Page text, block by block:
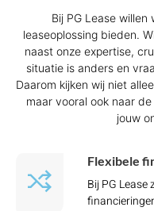
Bij PG Lease
leaseoplossing bieden.
naast onze expertise,
situatie is anders en
Daarom kijken wij niet
maar vooral ook naar
jouw
Flexibele
Bij PG